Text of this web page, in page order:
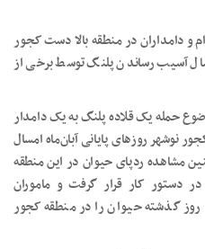
و دامداران در منطقه بالا دست کجور
آسیب رساندن پلنگ توسط برخی از
حمله یک قلاده پلنگ به یک دامدار
نوشهر روزهای پایانی آبان‌ماه امسال
مشاهده ردپای حیوان در این منطقه
در دستور کار قرار گرفت و ماموران
گذشته حیوان را در منطقه کجور